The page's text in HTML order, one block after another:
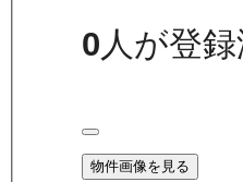
0人が登
物件画像を見る